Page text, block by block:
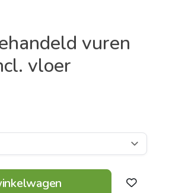
vuren
vloer